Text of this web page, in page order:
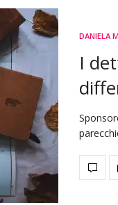
DANIELA
I